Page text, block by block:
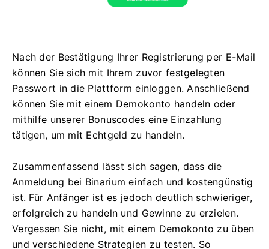
Nach der Bestätigung Ihrer Registrierung per E-Mail
können Sie sich mit Ihrem zuvor festgelegten
Passwort in die Plattform einloggen. Anschließend
können Sie mit einem Demokonto handeln oder
mithilfe unserer Bonuscodes eine Einzahlung
tätigen, um mit Echtgeld zu handeln.
Zusammenfassend lässt sich sagen, dass die
Anmeldung bei Binarium einfach und kostengünstig
ist. Für Anfänger ist es jedoch deutlich schwieriger,
erfolgreich zu handeln und Gewinne zu erzielen.
Vergessen Sie nicht, mit einem Demokonto zu üben
und verschiedene Strategien zu testen. So